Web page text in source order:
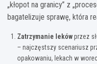
„kłopot na granicy” z
bagatelizuje sprawę, która
Zatrzymanie lekówprzez
– najczęstszy scenariusz
opakowaniu, lekach w